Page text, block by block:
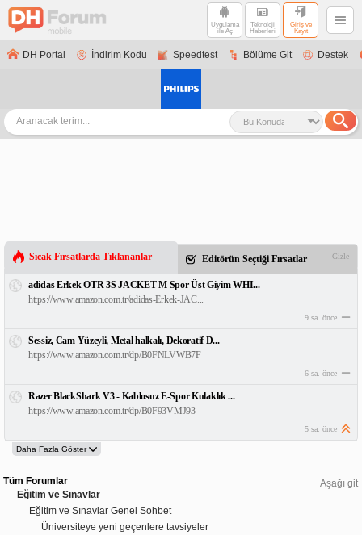
Uygulama
ile Aç
Teknoloji
Haberleri
Giriş ve
Kayıt
DH Portal İndirim Kodu Speedtest Bölüme Git Destek
Sıcak Fırsatlarda Tıklananlar Editörün Seçtiği Fırsatlar Gizle
adidas Erkek OTR 3S JACKET M Spor Üst Giyim WHI...
https://www.amazon.com.tr/adidas-Erkek-JAC...
9 sa. önce
Sessiz, Cam Yüzeyli, Metal halkalı, Dekoratif D...
https://www.amazon.com.tr/dp/B0FNLVWB7F
6 sa. önce
Razer BlackShark V3 - Kablosuz E-Spor Kulaklık ...
https://www.amazon.com.tr/dp/B0F93VMJ93
5 sa. önce
Aşağı git
Tüm Forumlar
Eğitim ve Sınavlar
Eğitim ve Sınavlar Genel Sohbet
Üniversiteye yeni geçenlere tavsiyeler